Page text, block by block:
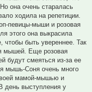
она очень старалась
ходила на репетиции.
певицы-мыши и розовая
этого она выкрасила
чтобы быть увереннее. Так
мышей. Еще розовая
будут смеяться из-за ее
мышь-Соня очень много
мамой-мышью и
день выступления у